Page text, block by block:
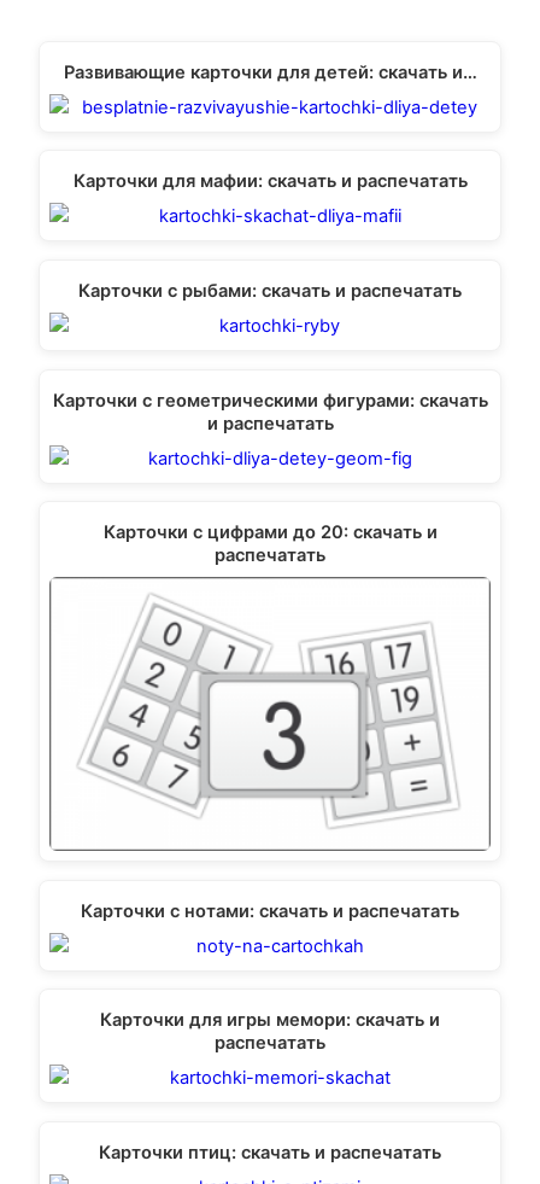
Развивающие карточки для детей: скачать и…
Карточки для мафии: скачать и распечатать
Карточки с рыбами: скачать и распечатать
Карточки с геометрическими фигурами: скачать
и распечатать
Карточки с цифрами до 20: скачать и
распечатать
Карточки с нотами: скачать и распечатать
Карточки для игры мемори: скачать и
распечатать
Карточки птиц: скачать и распечатать